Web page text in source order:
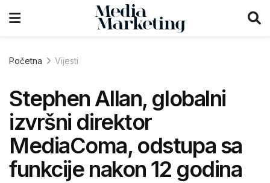
Početna Vijesti
Stephen Allan, globalni
izvršni direktor
MediaComa, odstupa sa
funkcije nakon 12 godina